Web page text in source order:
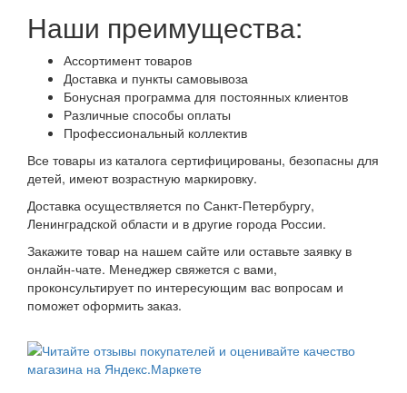
Наши преимущества:
Ассортимент товаров
Доставка и пункты самовывоза
Бонусная программа для постоянных клиентов
Различные способы оплаты
Профессиональный коллектив
Все товары из каталога сертифицированы, безопасны для
детей, имеют возрастную маркировку.
Доставка осуществляется по Санкт-Петербургу,
Ленинградской области и в другие города России.
Закажите товар на нашем сайте или оставьте заявку в
онлайн-чате. Менеджер свяжется с вами,
проконсультирует по интересующим вас вопросам и
поможет оформить заказ.